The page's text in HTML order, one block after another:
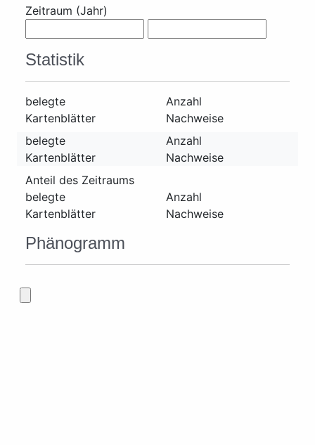
Zeitraum (Jahr)
Statistik
belegte
Kartenblätter
Anzahl
Nachweise
belegte
Kartenblätter
Anzahl
Nachweise
Anteil des Zeitraums
belegte
Kartenblätter
Anzahl
Nachweise
Phänogramm